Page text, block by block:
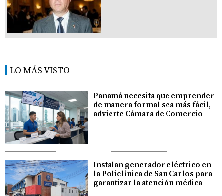
LO MÁS VISTO
Panamá necesita que emprender
de manera formal sea más fácil,
advierte Cámara de Comercio
Instalan generador eléctrico en
la Policlínica de San Carlos para
garantizar la atención médica